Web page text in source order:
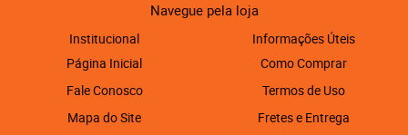
Navegue pela loja
Institucional
Página Inicial
Fale Conosco
Mapa do Site
Informações Úteis
Como Comprar
Termos de Uso
Fretes e Entrega